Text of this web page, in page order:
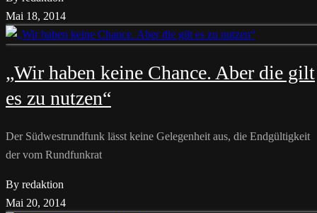
Mai 18, 2014
„Wir haben keine Chance. Aber die gilt
es zu nutzen“
Der Südwestrundfunk lässt keine Gelegenheit aus, die Endgültigkeit
der vom Rundfunkrat
By redaktion
Mai 20, 2014